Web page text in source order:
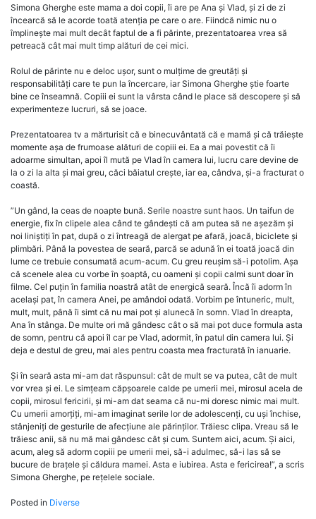
Simona Gherghe este mama a doi copii, îi are pe Ana și Vlad, și zi de zi
încearcă să le acorde toată atenția pe care o are. Fiindcă nimic nu o
împlinește mai mult decât faptul de a fi părinte, prezentatoarea vrea să
petreacă cât mai mult timp alături de cei mici.
Rolul de părinte nu e deloc ușor, sunt o mulțime de greutăți și
responsabilități care te pun la încercare, iar Simona Gherghe știe foarte
bine ce înseamnă. Copiii ei sunt la vârsta când le place să descopere și să
experimenteze lucruri, să se joace.
Prezentatoarea tv a mărturisit că e binecuvântată că e mamă și că trăiește
momente așa de frumoase alături de copiii ei. Ea a mai povestit că îi
adoarme simultan, apoi îl mută pe Vlad în camera lui, lucru care devine de
la o zi la alta și mai greu, căci băiatul crește, iar ea, cândva, și-a fracturat o
coastă.
”Un gând, la ceas de noapte bună. Serile noastre sunt haos. Un taifun de
energie, fix în clipele alea când te gândești că am putea să ne așezăm și
noi liniștiți în pat, după o zi întreagă de alergat pe afară, joacă, biciclete și
plimbări. Până la povestea de seară, parcă se adună în ei toată joacă din
lume ce trebuie consumată acum-acum. Cu greu reușim să-i potolim. Așa
că scenele alea cu vorbe în șoaptă, cu oameni și copii calmi sunt doar în
filme. Cel puțin în familia noastră atât de energică seară. Încă îi adorm în
același pat, în camera Anei, pe amândoi odată. Vorbim pe întuneric, mult,
mult, mult, până îi simt că nu mai pot și alunecă în somn. Vlad în dreapta,
Ana în stânga. De multe ori mă gândesc cât o să mai pot duce formula asta
de somn, pentru că apoi îl car pe Vlad, adormit, în patul din camera lui. Și
deja e destul de greu, mai ales pentru coasta mea fracturată în ianuarie.
Și în seară asta mi-am dat răspunsul: cât de mult se va putea, cât de mult
vor vrea și ei. Le simțeam căpșoarele calde pe umerii mei, mirosul acela de
copii, mirosul fericirii, și mi-am dat seama că nu-mi doresc nimic mai mult.
Cu umerii amorțiți, mi-am imaginat serile lor de adolescenți, cu uși închise,
stânjeniți de gesturile de afecțiune ale părinților. Trăiesc clipa. Vreau să le
trăiesc anii, să nu mă mai gândesc cât și cum. Suntem aici, acum. Și aici,
acum, aleg să adorm copiii pe umerii mei, să-i adulmec, să-i las să se
bucure de brațele și căldura mamei. Asta e iubirea. Asta e fericirea!”, a scris
Simona Gherghe, pe rețelele sociale.
Posted in Diverse